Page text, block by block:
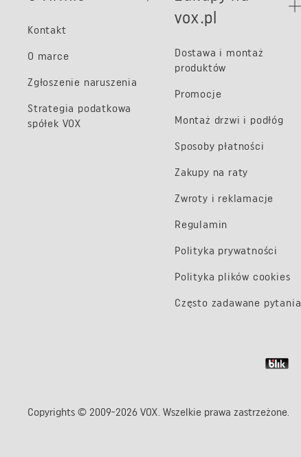
Kontakt
O marce
Zgłoszenie naruszenia
Strategia podatkowa
spółek VOX
vox.pl
Dostawa i montaż
produktów
Promocje
Montaż drzwi i podłóg
Sposoby płatności
Zakupy na raty
Zwroty i reklamacje
Regulamin
Polityka prywatności
Polityka plików cookies
Często zadawane pytania
Copyrights © 2009-2026 VOX. Wszelkie prawa zastrzeżone.